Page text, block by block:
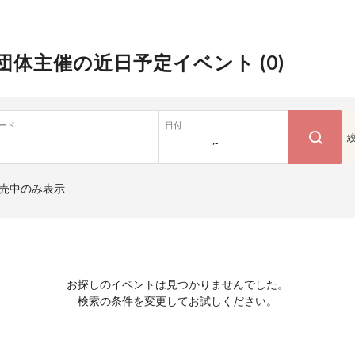
体主催の近日予定イベント (0)
ド 日付
~
中のみ表示
お探しのイベントは見つかりませんでした。
検索の条件を変更してお試しください。